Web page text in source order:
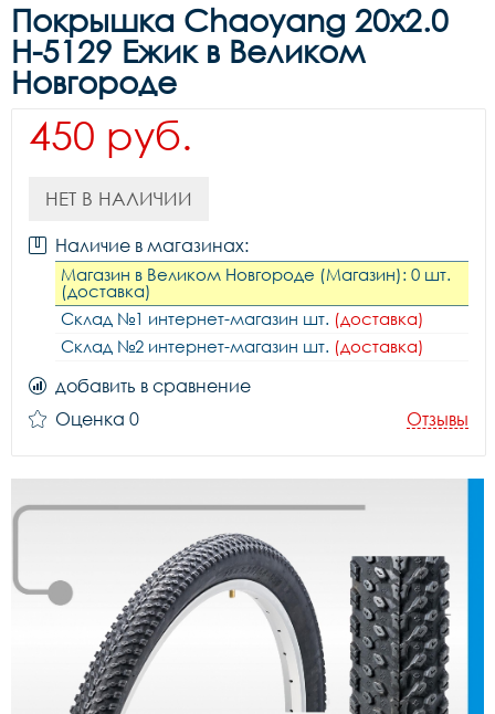
Покрышка Chaoyang 20x2.0
H-5129 Ежик в Великом
Новгороде
450 руб.
НЕТ В НАЛИЧИИ
Наличие в магазинах:
Магазин в Великом Новгороде (Магазин): 0 шт.
(доставка)
Склад №1 интернет-магазин шт. (доставка)
Склад №2 интернет-магазин шт. (доставка)
добавить в сравнение
Оценка 0
Отзывы